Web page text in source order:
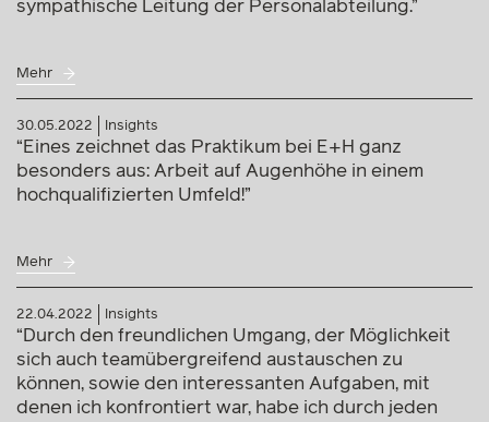
sympathische Leitung der Personalabteilung.”
Mehr
30.05.2022 Insights
“Eines zeichnet das Praktikum bei E+H ganz
besonders aus: Arbeit auf Augenhöhe in einem
hochqualifizierten Umfeld!”
Mehr
22.04.2022 Insights
“Durch den freundlichen Umgang, der Möglichkeit
sich auch teamübergreifend austauschen zu
können, sowie den interessanten Aufgaben, mit
denen ich konfrontiert war, habe ich durch jeden